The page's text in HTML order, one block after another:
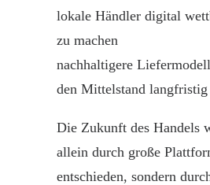
lokale Händler digital
zu machen
nachhaltigere
den Mittelstand
Die Zukunft des Handels
allein durch große
entschieden, sondern